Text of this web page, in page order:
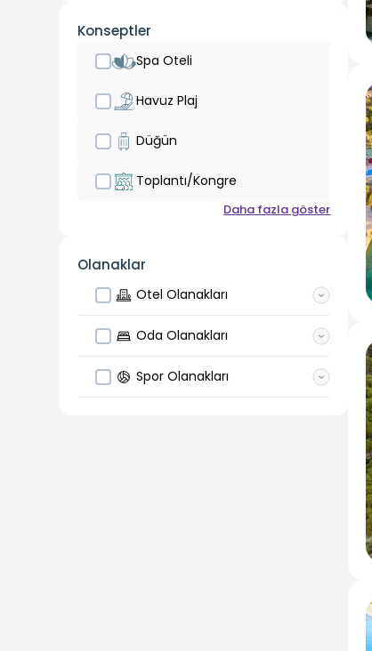
Konseptler
Spa Oteli
Havuz Plaj
Düğün
Toplantı/Kongre
Daha fazla göster
Olanaklar
Otel Olanakları
Oda Olanakları
Spor Olanakları